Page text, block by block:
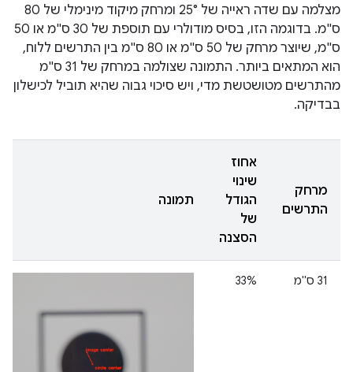
מצלמה עם שדה ראייה של 25° ומרחק מיקוד מינימלי של 80
ס"מ. בדוגמה הזו, בסיס מודולרי עם תוספת של 30 ס"מ או 50
ס"מ, שיוצר מרחק של 50 ס"מ או 80 ס"מ בין התרשים ללוח,
הוא המתאים ביותר. התמונה שצולמה במרחק של 31 ס"מ
מהתרשים מטושטשת מדי, ויש סיכוי גבוה שהיא תוביל לכישלון
בבדיקה.
מרחק
התרשים
אחוז
שינוי
הגודל
של
הסצנה
תמונה
‫31 ס"מ 33%